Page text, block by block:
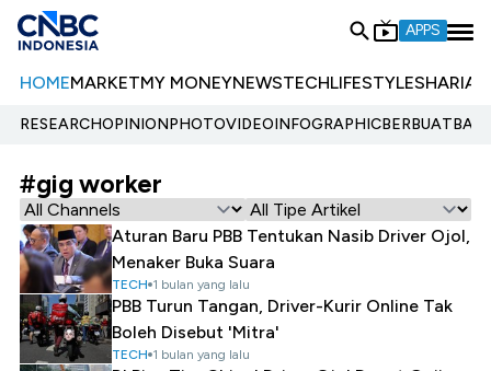
APPS
HOMEMARKETMY MONEYNEWSTECHLIFESTYLESHARIA
RESEARCHOPINIONPHOTOVIDEOINFOGRAPHIC
#gig worker
Aturan Baru PBB Tentukan Nasib Driver Ojol,
Menaker Buka Suara
TECH 1 bulan yang lalu
PBB Turun Tangan, Driver-Kurir Online Tak
Boleh Disebut 'Mitra'
TECH 1 bulan yang lalu